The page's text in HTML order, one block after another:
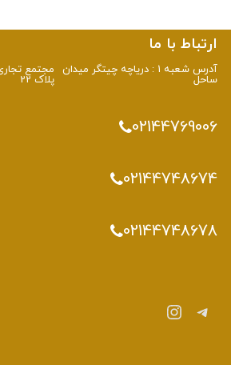
ارتباط با ما
آدرس شعبه 1 : دریاچه چیتگر میدان
ساحل
مجتمع
پلاک 22
02144769006
02144748674
02144748678
تلگراماینستاگرم